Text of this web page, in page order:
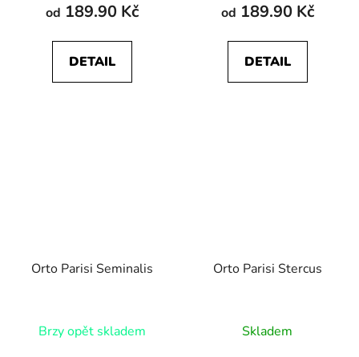
od 189.90 Kč
DETAIL
od 189.90 Kč
DETAIL
Orto Parisi Seminalis
Brzy opět skladem
Orto Parisi Stercus
Skladem